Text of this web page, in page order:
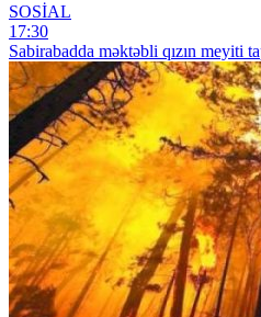
SOSİAL
17:30
Sabirabadda məktəbli qızın meyiti